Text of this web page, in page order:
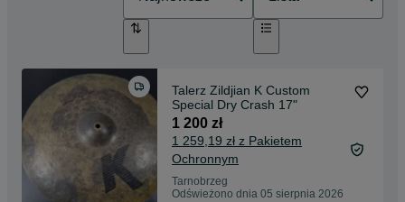
Talerz Zildjian K Custom
Special Dry Crash 17"
1 200 zł
1 259,19 zł z Pakietem
Ochronnym
Tarnobrzeg
Odświeżono dnia 05 sierpnia 2026